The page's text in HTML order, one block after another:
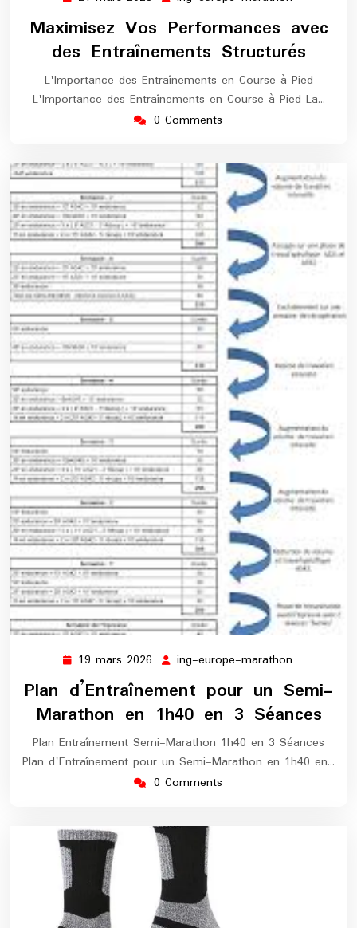
mars
2026
marathon
Maximisez Vos Performances avec
des Entraînements Structurés
L'Importance des Entraînements en Course à Pied
L'Importance des Entraînements en Course à Pied La…
0 Comments
19 mars 2026 19
2026
ing-europe-marathon
europe-
marathon
Plan d’Entraînement pour un Semi-
Marathon en 1h40 en 3 Séances
Plan Entraînement Semi-Marathon 1h40 en 3 Séances
Plan d'Entraînement pour un Semi-Marathon en 1h40 en…
0 Comments